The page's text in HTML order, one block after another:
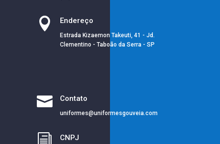
 Endereço
Estrada Kizaemon Takeuti, 41 - Jd.
Clementino - Taboão da Serra - SP
 Contato
uniformes@uniformesgouveia.com
i CNPJ